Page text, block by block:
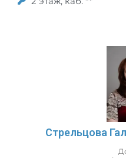
Стрельцова